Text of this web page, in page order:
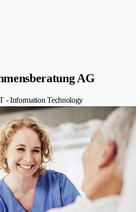
AG
- Information Technology